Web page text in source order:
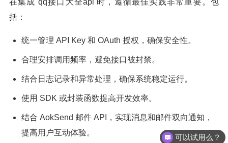
在集成 qq接口大全api 时，遵循最佳实践非常重要。包
括：
统一管理 API Key 和 OAuth 授权，确保安全性。
合理安排调用频率，避免接口被封禁。
结合日志记录和异常处理，确保系统稳定运行。
使用 SDK 或封装函数提高开发效率。
结合 AokSend 邮件 API，实现消息和邮件双向通知，
提高用户互动体验。
可以试用么？